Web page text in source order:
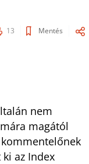
13 Mentés
nem
magától
az Index